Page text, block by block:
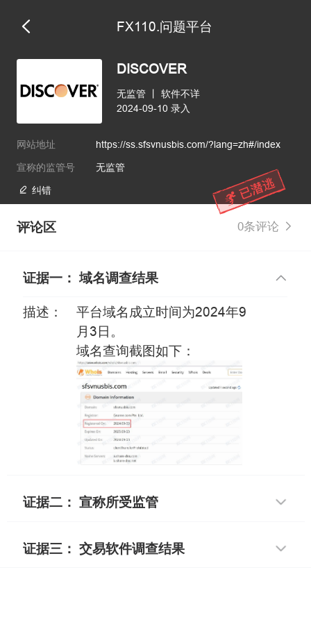
FX110.问题平台
DISCOVER
无监管
软件不详
2024-09-10 录入
网站地址 https://ss.sfsvnusbis.com/?lang=zh#/index
宣称的监管号 无监管
纠错
评论区 0条评论
证据一： 域名调查结果
描述：
平台域名成立时间为2024年9
月3日。
域名查询截图如下：
证据二： 宣称所受监管
证据三： 交易软件调查结果